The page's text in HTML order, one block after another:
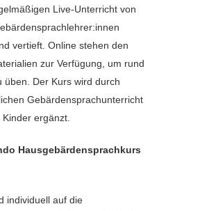
KONTRASTE
Live-Unterricht von
vertieft. Online stehen den
zur Verfügung, um rund
üben. Der Kurs wird durch
Gebärdensprachunterricht
ergänzt.
Hausgebärdensprachkurs
individuell auf die